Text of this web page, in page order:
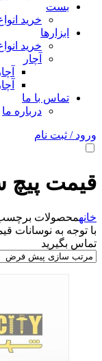
بست
خرید
ابزارها
خرید
آچار
تماس با ما
درباره ما
ورود / ثبت نام
قیمت
خانهمحصولات برچسب
تماس بگیرید